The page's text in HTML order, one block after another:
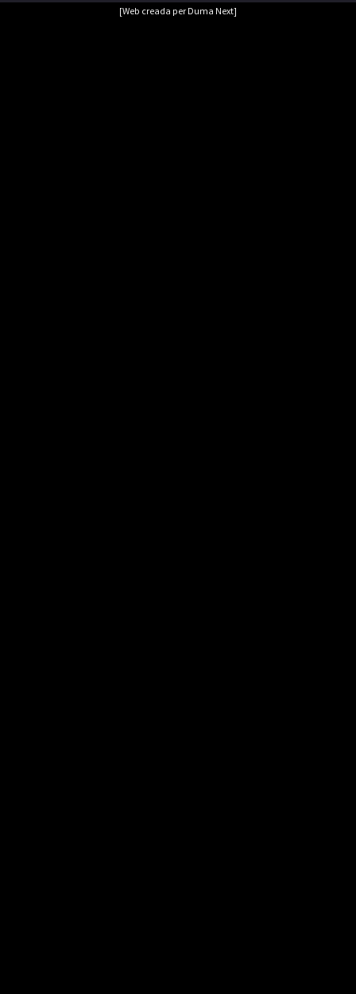
[Web creada per Duma Next]